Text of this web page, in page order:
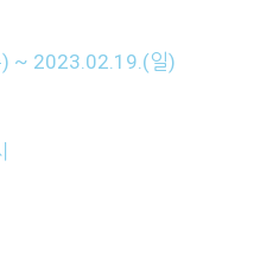
~ 2023.02.19.(일)